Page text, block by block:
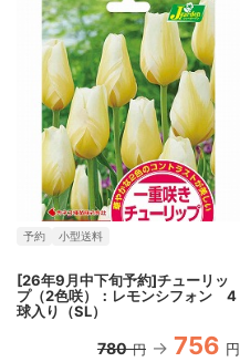
予約 小型送料
[26年9月中下旬予約]チューリッ
プ（2色咲）：レモンシフォン 4
球入り（SL）
780 円 756 円